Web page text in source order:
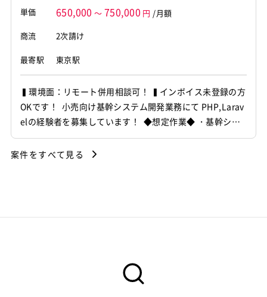
単価 650,000 ～ 750,000 円 /月額
商流
2次請け
最寄駅 東京駅
▍環境面：リモート併用相談可！ ▍インボイス未登録の方
OKです！ 小売向け基幹システム開発業務にて PHP,Larav
elの経験者を募集しています！ ◆想定作業◆ ・基幹シス
テム機能追加対応 ・Webアプリ開発・改修 ・既存ソース
解析による仕様把握 ・システム保守運用対応 ～～～～～
案件をすべて見る